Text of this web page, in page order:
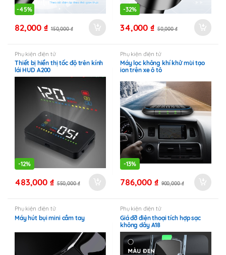
thể
được
chọn
trang
sản
phẩm
-45%
82,000₫ 150,000₫
-32%
34,000₫ 50,000₫
Phụ kiện điện tử
Thiết bị hiển thị tốc độ trên kính
lái HUD A200
-12%
483,000 ₫ 550,000₫
Phụ kiện điện tử
Máy lọc không khí khử mùi tạo
ion trên xe ô tô
-13%
786,000 ₫ 900,000₫
Phụ kiện điện tử
Máy hút bụi mini cầm tay
Phụ kiện điện tử
Giá đỡ điện thoại tích hợp sạc
không dây A18